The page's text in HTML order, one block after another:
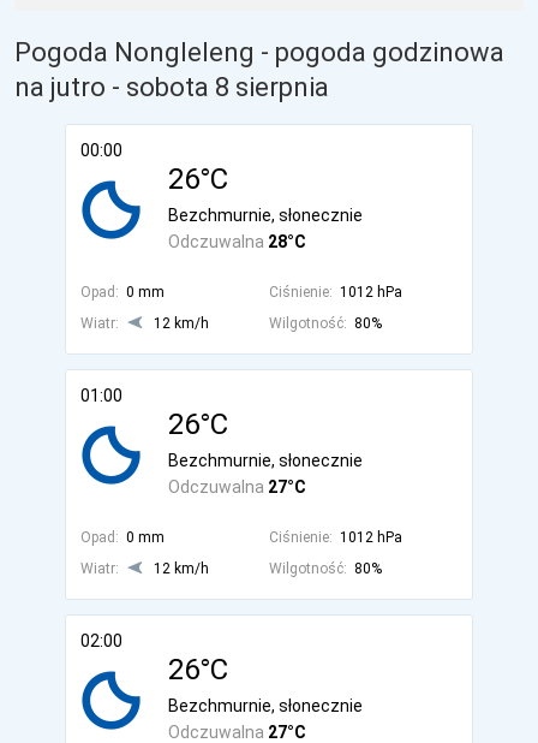
Pogoda Nongleleng - pogoda godzinowa
na jutro - sobota 8 sierpnia
00:00
26°C
Odczuwalna 28°C
Bezchmurnie, słonecznie
Opad: 0 mm Ciśnienie: 1012 hPa
Wiatr:
12 km/h Wilgotność: 80%
01:00
26°C
Odczuwalna 27°C
Bezchmurnie, słonecznie
Opad: 0 mm Ciśnienie: 1012 hPa
Wiatr:
12 km/h Wilgotność: 80%
02:00
26°C
Odczuwalna 27°C
Bezchmurnie, słonecznie